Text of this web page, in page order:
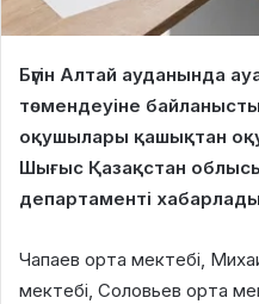
Бүгін Алтай ауданында
төмендеуіне
оқушылары қашықтан
Шығыс Қазақстан
департаменті
Чапаев орта мектебі,
мектебі, Соловьев орта